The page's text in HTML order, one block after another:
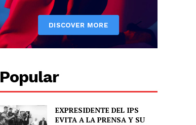
Popular
EXPRESIDENTE DEL IPS
EVITA A LA PRENSA Y SU